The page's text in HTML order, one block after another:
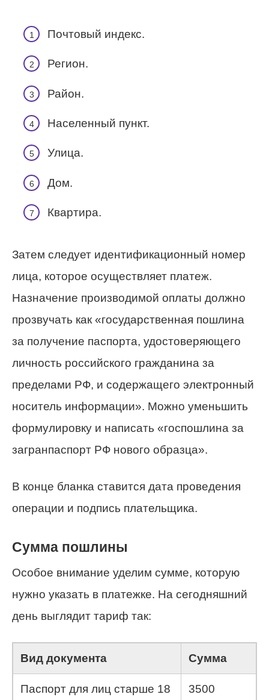
Почтовый индекс.
Регион.
Район.
Населенный пункт.
Улица.
Дом.
Квартира.
Затем следует идентификационный номер
лица, которое осуществляет платеж.
Назначение производимой оплаты должно
прозвучать как «государственная пошлина
за получение паспорта, удостоверяющего
личность российского гражданина за
пределами РФ, и содержащего электронный
носитель информации». Можно уменьшить
формулировку и написать «госпошлина за
загранпаспорт РФ нового образца».
В конце бланка ставится дата проведения
операции и подпись плательщика.
Сумма пошлины
Особое внимание уделим сумме, которую
нужно указать в платежке. На сегодняшний
день выглядит тариф так:
Вид документа Сумма
Паспорт для лиц старше 18
3500